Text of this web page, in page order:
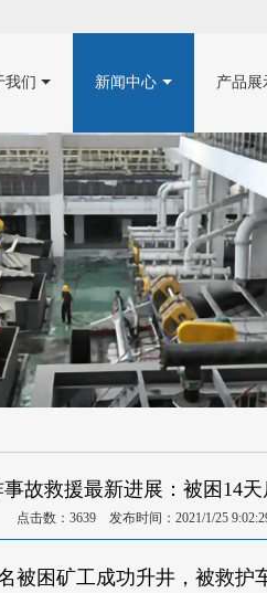
我们 新闻中心 产品展
故救援最新进展：被困14
点击数：3639 发布时间：2021/1/25
困矿工成功升井，被救护